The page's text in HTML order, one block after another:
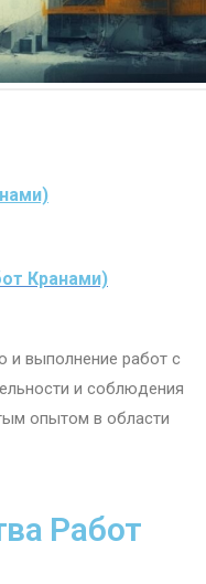
Кранами)
и выполнение работ с
и соблюдения
опытом в области
Работ